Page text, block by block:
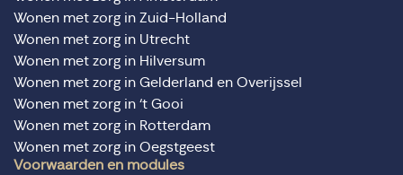
Wonen met zorg in Zuid-Holland
Wonen met zorg in Utrecht
Wonen met zorg in Hilversum
Wonen met zorg in Gelderland en Overijssel
Wonen met zorg in ‘t Gooi
Wonen met zorg in Rotterdam
Wonen met zorg in Oegstgeest
Voorwaarden en modules